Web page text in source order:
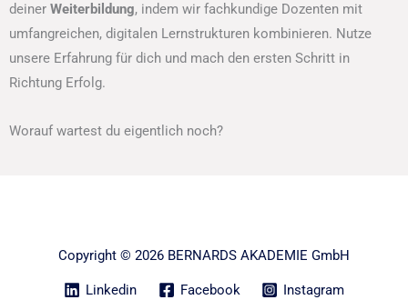
deiner Weiterbildung, indem wir fachkundige Dozenten mit
umfangreichen, digitalen Lernstrukturen kombinieren. Nutze
unsere Erfahrung für dich und mach den ersten Schritt in
Richtung Erfolg.
Worauf wartest du eigentlich noch?
Copyright © 2026 BERNARDS AKADEMIE GmbH
Linkedin Facebook
Instagram